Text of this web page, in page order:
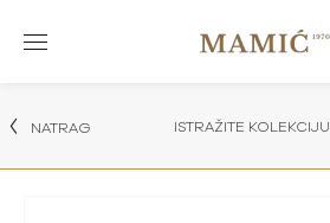
NATRAG ISTRAŽITE KOLEKCIJU